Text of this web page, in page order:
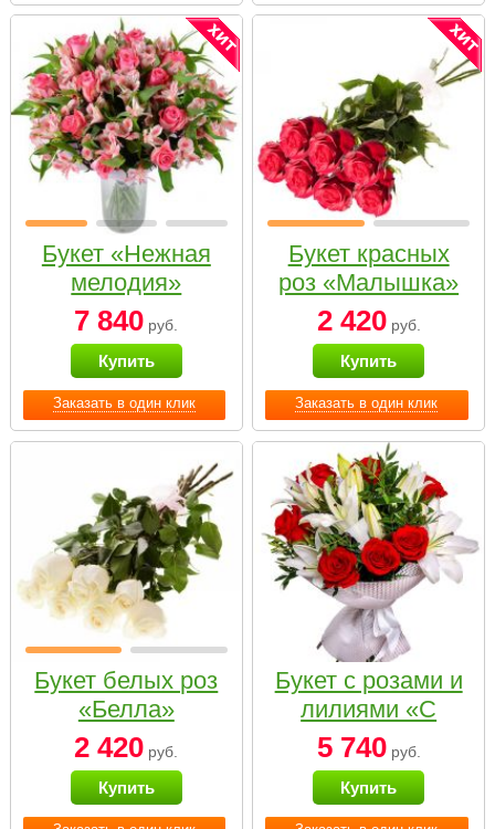
Заказать в один клик
Букет «Нежная
мелодия»
7 840 руб.
Купить
Заказать в один клик
Букет красных
роз «Малышка»
2 420руб.
Купить
Букет белых роз
«Белла»
2 420 руб.
Купить
Букет с розами и
лилиями «С
наилучшими
пожеланиями»
5 740руб.
Купить